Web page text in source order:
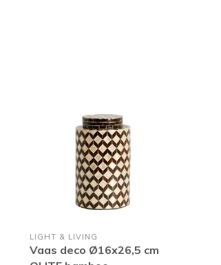
LIGHT & LIVING
Vaas deco Ø16x26,5 cm